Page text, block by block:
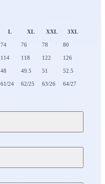
L XL XXL 3XL
74 76 78 80
114 118 122 126
48 49.5 51 52.5
61/24 62/25 63/26 64/27